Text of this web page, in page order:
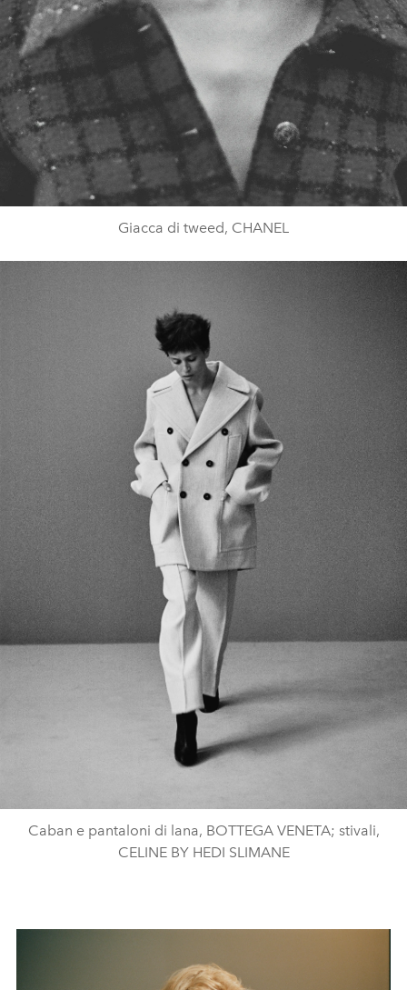
Giacca di tweed, CHANEL
Caban e pantaloni di lana, BOTTEGA VENETA; stivali,
CELINE BY HEDI SLIMANE